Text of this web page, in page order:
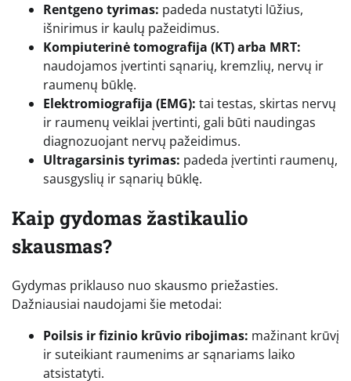
Rentgeno tyrimas: padeda nustatyti lūžius,
išnirimus ir kaulų pažeidimus.
Kompiuterinė tomografija (KT) arba MRT:
naudojamos įvertinti sąnarių, kremzlių, nervų ir
raumenų būklę.
Elektromiografija (EMG): tai testas, skirtas nervų
ir raumenų veiklai įvertinti, gali būti naudingas
diagnozuojant nervų pažeidimus.
Ultragarsinis tyrimas: padeda įvertinti raumenų,
sausgyslių ir sąnarių būklę.
Kaip gydomas žastikaulio
skausmas?
Gydymas priklauso nuo skausmo priežasties.
Dažniausiai naudojami šie metodai:
Poilsis ir fizinio krūvio ribojimas: mažinant krūvį
ir suteikiant raumenims ar sąnariams laiko
atsistatyti.